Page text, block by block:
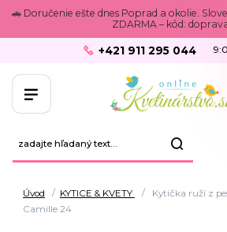
🚗 Doručenie ešte dnes Poprad a okolie.
ZDARMA – kód:
+421 911 295 044
Úvod KYTICE & KVETY
Kytička ruží z
Camille 24